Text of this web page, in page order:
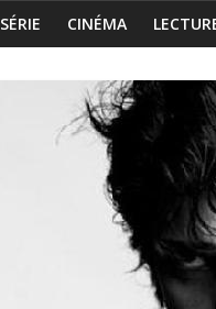
SÉRIE CINÉMA